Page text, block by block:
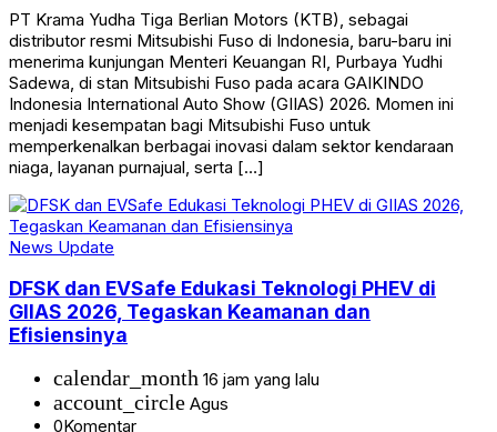
PT Krama Yudha Tiga Berlian Motors (KTB), sebagai
distributor resmi Mitsubishi Fuso di Indonesia, baru-baru ini
menerima kunjungan Menteri Keuangan RI, Purbaya Yudhi
Sadewa, di stan Mitsubishi Fuso pada acara GAIKINDO
Indonesia International Auto Show (GIIAS) 2026. Momen ini
menjadi kesempatan bagi Mitsubishi Fuso untuk
memperkenalkan berbagai inovasi dalam sektor kendaraan
niaga, layanan purnajual, serta […]
News Update
DFSK dan EVSafe Edukasi Teknologi PHEV di
GIIAS 2026, Tegaskan Keamanan dan
Efisiensinya
calendar_month 16 jam yang lalu
account_circle Agus
0Komentar